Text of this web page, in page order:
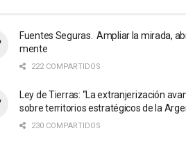
Fuentes Seguras. Ampliar la mirada,
mente
222 COMPARTIDOS
Ley de Tierras: “La extranjerización
sobre territorios estratégicos de la
230 COMPARTIDOS